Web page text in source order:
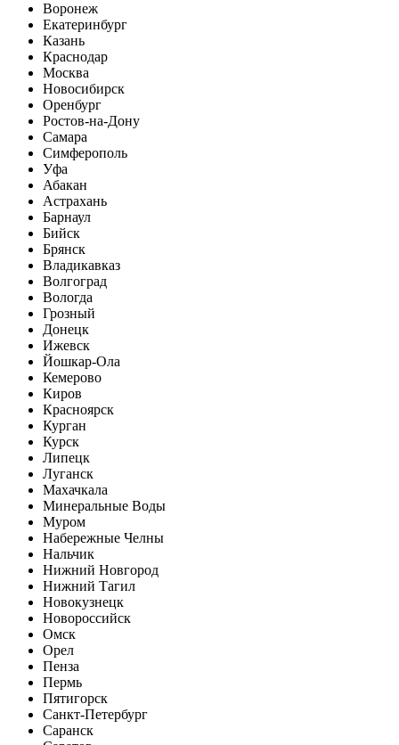
Воронеж
Екатеринбург
Казань
Краснодар
Москва
Новосибирск
Оренбург
Ростов-на-Дону
Самара
Симферополь
Уфа
Абакан
Астрахань
Барнаул
Бийск
Брянск
Владикавказ
Волгоград
Вологда
Грозный
Донецк
Ижевск
Йошкар-Ола
Кемерово
Киров
Красноярск
Курган
Курск
Липецк
Луганск
Махачкала
Минеральные Воды
Муром
Набережные Челны
Нальчик
Нижний Новгород
Нижний Тагил
Новокузнецк
Новороссийск
Омск
Орел
Пенза
Пермь
Пятигорск
Санкт-Петербург
Саранск